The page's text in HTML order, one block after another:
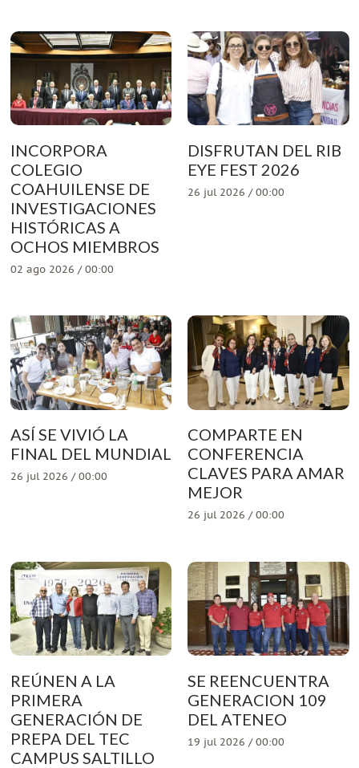
INCORPORA
COLEGIO
COAHUILENSE DE
INVESTIGACIONES
HISTÓRICAS A
OCHOS MIEMBROS
02 ago 2026 / 00:00
DISFRUTAN DEL RIB
EYE FEST 2026
26 jul 2026 / 00:00
ASÍ SE VIVIÓ LA
FINAL DEL MUNDIAL
26 jul 2026 / 00:00
COMPARTE EN
CONFERENCIA
CLAVES PARA AMAR
MEJOR
26 jul 2026 / 00:00
REÚNEN A LA
PRIMERA
GENERACIÓN DE
PREPA DEL TEC
CAMPUS SALTILLO
SE REENCUENTRA
GENERACION 109
DEL ATENEO
19 jul 2026 / 00:00